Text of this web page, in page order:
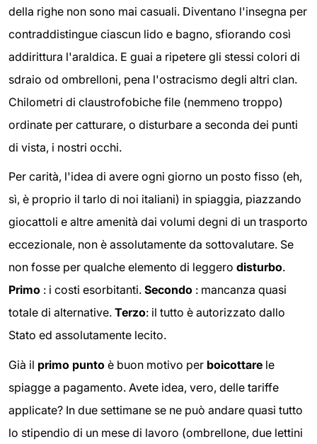
della righe non sono mai casuali. Diventano l'insegna per
contraddistingue ciascun lido e bagno, sfiorando così
addirittura l'araldica. E guai a ripetere gli stessi colori di
sdraio od ombrelloni, pena l'ostracismo degli altri clan.
Chilometri di claustrofobiche file (nemmeno troppo)
ordinate per catturare, o disturbare a seconda dei punti
di vista, i nostri occhi.
Per carità, l'idea di avere ogni giorno un posto fisso (eh,
sì, è proprio il tarlo di noi italiani) in spiaggia, piazzando
giocattoli e altre amenità dai volumi degni di un trasporto
eccezionale, non è assolutamente da sottovalutare. Se
non fosse per qualche elemento di leggero disturbo.
Primo : i costi esorbitanti. Secondo : mancanza quasi
totale di alternative. Terzo: il tutto è autorizzato dallo
Stato ed assolutamente lecito.
Già il primo punto è buon motivo per boicottare le
spiagge a pagamento. Avete idea, vero, delle tariffe
applicate? In due settimane se ne può andare quasi tutto
lo stipendio di un mese di lavoro (ombrellone, due lettini